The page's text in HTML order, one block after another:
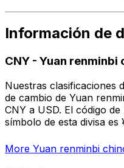
Información de
CNY - Yuan renminbi
Nuestras clasificaciones
de cambio de Yuan
CNY a USD. El código
símbolo de esta divisa es
More Yuan renminbi